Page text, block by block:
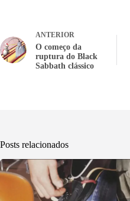
ANTERIOR
O começo da
ruptura do Black
Sabbath clássico
Posts relacionados